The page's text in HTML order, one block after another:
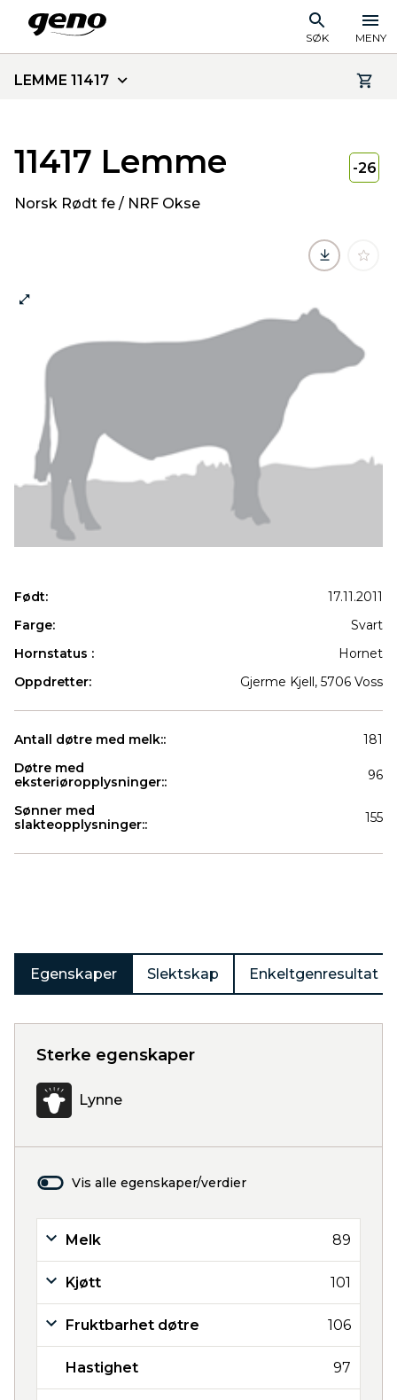
SØK MENY
LEMME 11417
11417 Lemme
Norsk Rødt fe / NRF Okse
-26
Født:
17.11.2011
Farge:
Svart
Hornstatus :
Hornet
Oppdretter:
Gjerme Kjell, 5706 Voss
Antall døtre med melk::
181
Døtre med
eksteriøropplysninger::
96
Sønner med
slakteopplysninger::
155
Egenskaper Slektskap Enkeltgenresultat
Sterke egenskaper
Lynne
Vis alle egenskaper/verdier
Melk 89
Kjøtt 101
Fruktbarhet døtre 106
Hastighet 97